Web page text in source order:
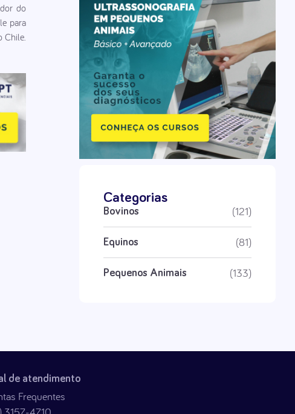
do
para
Chile.
Categorias
Bovinos (121)
Equinos (81)
Pequenos Animais (133)
de atendimento
Frequentes